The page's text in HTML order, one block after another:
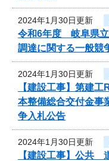
2024年1月30日更新
令和6年度 岐阜県立
調達に関する一般競
2024年1月30日更新
【建設工事】第建
本整備総合交付金事
争入札公告
2024年1月30日更新
【建設工事】公共